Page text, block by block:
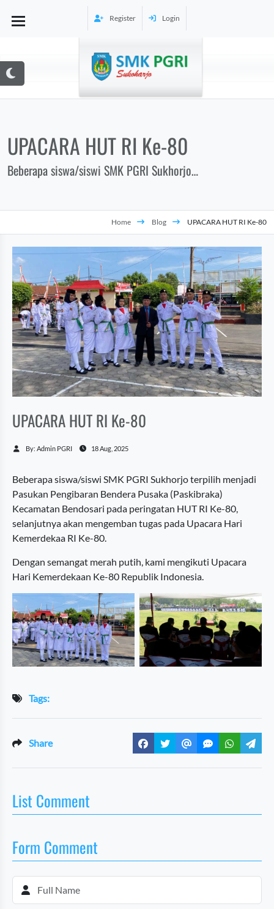
Register Login
UPACARA HUT RI Ke-80
Beberapa siswa/siswi SMK PGRI Sukhorjo
Bendera Pusaka (Paskibraka) Kecamatan
Bendosari pada peringatan HUT RI Ke-80,
selanjutnya akan mengemban tugas pada
Upacara H
Home Blog UPACARA HUT RI Ke-80
UPACARA HUT RI Ke-80
By: Admin PGRI 18 Aug, 2025
Beberapa siswa/siswi SMK PGRI Sukhorjo terpilih menjadi
Pasukan Pengibaran Bendera Pusaka (Paskibraka)
Kecamatan Bendosari pada peringatan HUT RI Ke-80,
selanjutnya akan mengemban tugas pada Upacara Hari
Kemerdekaa RI Ke-80.
Dengan semangat merah putih, kami mengikuti Upacara
Hari Kemerdekaan Ke-80 Republik Indonesia.
Tags:
Share
List Comment
Form Comment